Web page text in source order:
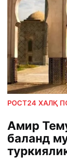
РОСТ24 ХАЛҚ
Амир
баланд